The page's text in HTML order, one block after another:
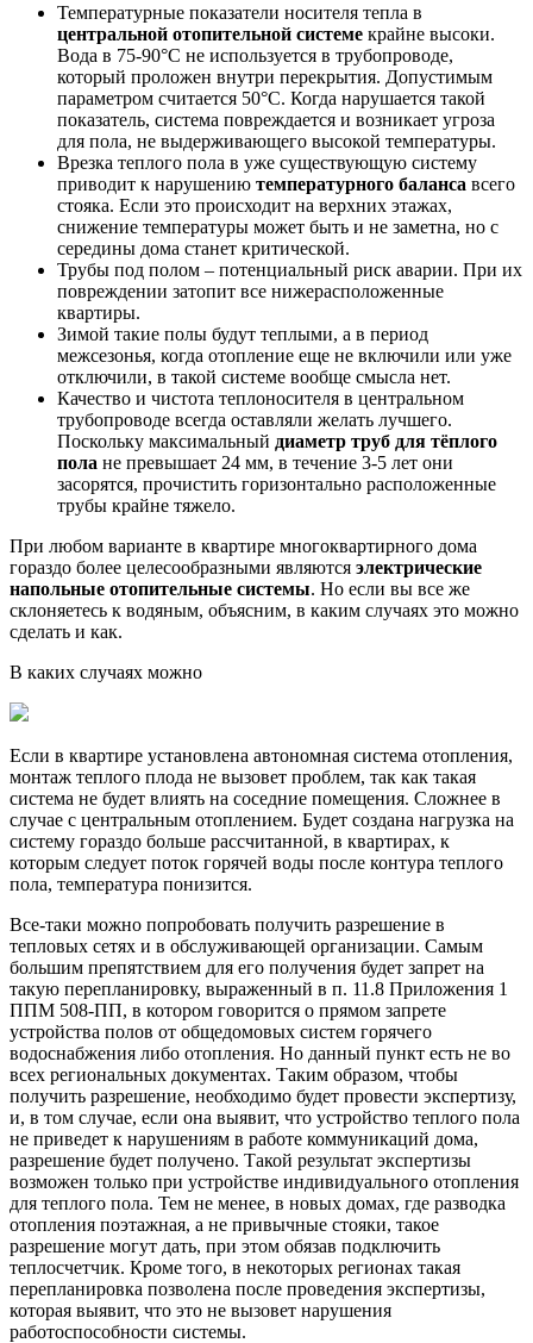
Температурные показатели носителя тепла в
центральной отопительной системе крайне высоки.
Вода в 75-90°C не используется в трубопроводе,
который проложен внутри перекрытия. Допустимым
параметром считается 50°C. Когда нарушается такой
показатель, система повреждается и возникает угроза
для пола, не выдерживающего высокой температуры.
Врезка теплого пола в уже существующую систему
приводит к нарушению температурного баланса всего
стояка. Если это происходит на верхних этажах,
снижение температуры может быть и не заметна, но с
середины дома станет критической.
Трубы под полом – потенциальный риск аварии. При их
повреждении затопит все нижерасположенные
квартиры.
Зимой такие полы будут теплыми, а в период
межсезонья, когда отопление еще не включили или уже
отключили, в такой системе вообще смысла нет.
Качество и чистота теплоносителя в центральном
трубопроводе всегда оставляли желать лучшего.
Поскольку максимальный диаметр труб для тёплого
пола не превышает 24 мм, в течение 3-5 лет они
засорятся, прочистить горизонтально расположенные
трубы крайне тяжело.
При любом варианте в квартире многоквартирного дома
гораздо более целесообразными являются электрические
напольные отопительные системы. Но если вы все же
склоняетесь к водяным, объясним, в каким случаях это можно
сделать и как.
В каких случаях можно
Если в квартире установлена автономная система отопления,
монтаж теплого плода не вызовет проблем, так как такая
система не будет влиять на соседние помещения. Сложнее в
случае с центральным отоплением. Будет создана нагрузка на
систему гораздо больше рассчитанной, в квартирах, к
которым следует поток горячей воды после контура теплого
пола, температура понизится.
Все-таки можно попробовать получить разрешение в
тепловых сетях и в обслуживающей организации. Самым
большим препятствием для его получения будет запрет на
такую перепланировку, выраженный в п. 11.8 Приложения 1
ППМ 508-ПП, в котором говорится о прямом запрете
устройства полов от общедомовых систем горячего
водоснабжения либо отопления. Но данный пункт есть не во
всех региональных документах. Таким образом, чтобы
получить разрешение, необходимо будет провести экспертизу,
и, в том случае, если она выявит, что устройство теплого пола
не приведет к нарушениям в работе коммуникаций дома,
разрешение будет получено. Такой результат экспертизы
возможен только при устройстве индивидуального отопления
для теплого пола. Тем не менее, в новых домах, где разводка
отопления поэтажная, а не привычные стояки, такое
разрешение могут дать, при этом обязав подключить
теплосчетчик. Кроме того, в некоторых регионах такая
перепланировка позволена после проведения экспертизы,
которая выявит, что это не вызовет нарушения
работоспособности системы.